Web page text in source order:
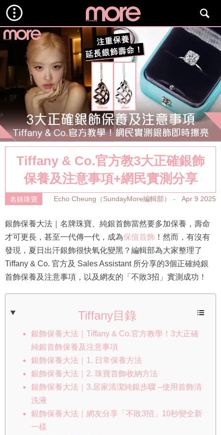
Tiffany & Co.官方教3大正確銀飾
保養及注意事項+網民實測分享
名錶珠寶 Echo Cheung（SundayMore編輯部） Apr 9 2025
銀飾保養大法｜名牌珠寶、純銀首飾當然要多加保養，壽命
才可更長，甚至一代傳一代，成為保值首飾 ！然而，有沒有
發現，夏日出汗銀飾很快氧化變黑？編輯部為大家整理了
Tiffany & Co. 官方及 Sales Assistant 所分享的3個正確純銀
首飾保養及注意事項，以及網友的「不敗3招」實測成功！
Tiffany目錄
銀飾保養大法｜Tiffany & Co.官方教學！3大正確
純銀首飾保養及注意事項
銀飾保養大法｜1. 日常保養方法
銀飾保養大法｜2. 珠寶首飾收納方法
銀飾保養大法｜3.居家清潔純銀步驟 –使用首飾清
洗液
銀飾保養大法｜網友分享「不敗3招」10秒變全新
一樣